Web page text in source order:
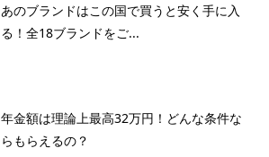
あのブランドはこの国で買うと安く手に入
る！全18ブランドをご...
年金額は理論上最高32万円！どんな条件な
らもらえるの？